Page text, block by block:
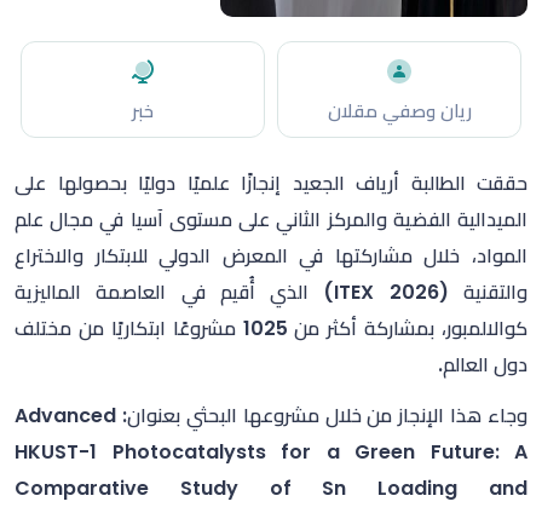
ريان وصفي مقلان خبر
حققت الطالبة أرياف الجعيد إنجازًا علميًا دوليًا بحصولها على
الميدالية الفضية والمركز الثاني على مستوى آسيا في مجال علم
المواد، خلال مشاركتها في المعرض الدولي للابتكار والاختراع
والتقنية (ITEX 2026) الذي أُقيم في العاصمة الماليزية
كوالالمبور، بمشاركة أكثر من 1025 مشروعًا ابتكاريًا من مختلف
دول العالم.
وجاء هذا الإنجاز من خلال مشروعها البحثي بعنوان: Advanced
HKUST-1 Photocatalysts for a Green Future: A
Comparative Study of Sn Loading and